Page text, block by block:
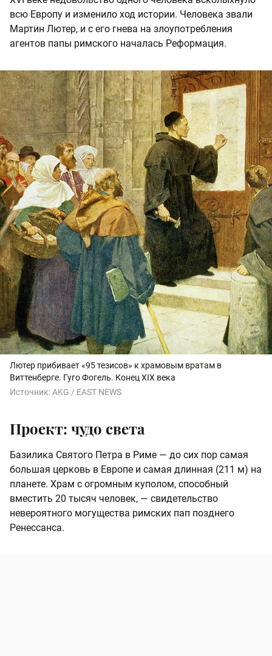
всю Европу и изменило ход истории. Человека звали
Мартин Лютер, и с его гнева на злоупотребления
агентов папы римского началась Реформация.
Лютер прибивает «95 тезисов» к храмовым вратам в
Виттенберге. Гуго Фогель. Конец XIX века
Источник:AKG / EAST NEWS
Проект: чудо света
Базилика Святого Петра в Риме — до сих пор самая
большая церковь в Европе и самая длинная (211 м) на
планете. Храм с огромным куполом, способный
вместить 20 тысяч человек, — свидетельство
невероятного могущества римских пап позднего
Ренессанса.